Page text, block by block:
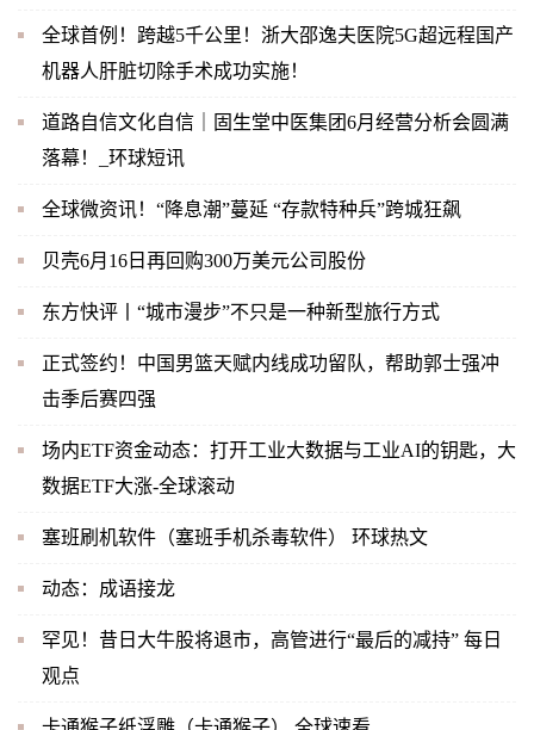
全球首例！跨越5千公里！浙大邵逸夫医院5G超远程国产
机器人肝脏切除手术成功实施！
道路自信文化自信｜固生堂中医集团6月经营分析会圆满
落幕！_环球短讯
全球微资讯！“降息潮”蔓延 “存款特种兵”跨城狂飙
贝壳6月16日再回购300万美元公司股份
东方快评丨“城市漫步”不只是一种新型旅行方式
正式签约！中国男篮天赋内线成功留队，帮助郭士强冲
击季后赛四强
场内ETF资金动态：打开工业大数据与工业AI的钥匙，大
数据ETF大涨-全球滚动
塞班刷机软件（塞班手机杀毒软件） 环球热文
动态：成语接龙
罕见！昔日大牛股将退市，高管进行“最后的减持” 每日
观点